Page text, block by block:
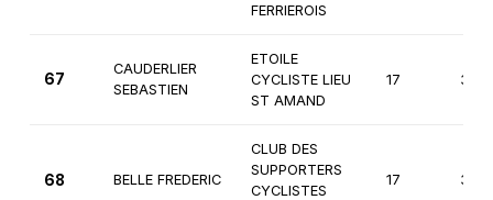
FERRIEROIS
67
CAUDERLIER
SEBASTIEN
ETOILE
CYCLISTE LIEU
ST AMAND
17
68 BELLE FREDERIC
CLUB DES
SUPPORTERS
CYCLISTES
17